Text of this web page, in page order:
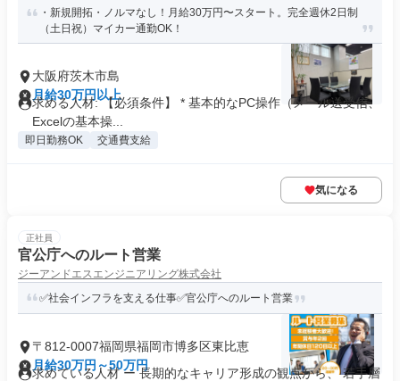
・新規開拓・ノルマなし！月給30万円〜スタート。完全週休2日制
（土日祝）マイカー通勤OK！
大阪府茨木市島
月給30万円以上
求める人材: 【必須条件】 * 基本的なPC操作（メール送受信、
Excelの基本操...
即日勤務OK 交通費支給
気になる
正社員
官公庁へのルート営業
ジーアンドエスエンジニアリング株式会社
✅社会インフラを支える仕事✅官公庁へのルート営業
〒812-0007福岡県福岡市博多区東比恵
月給30万円～50万円
求めている人材 ー 長期的なキャリア形成の観点から、 若手層